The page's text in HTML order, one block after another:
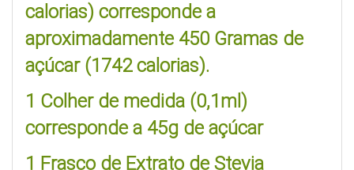
calorias) corresponde a
aproximadamente 450 Gramas de
açúcar (1742 calorias).
1 Colher de medida (0,1ml)
corresponde a 45g de açúcar
1 Frasco de Extrato de Stevia